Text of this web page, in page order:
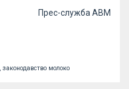
Прес-служба АВМ
законодавство молоко